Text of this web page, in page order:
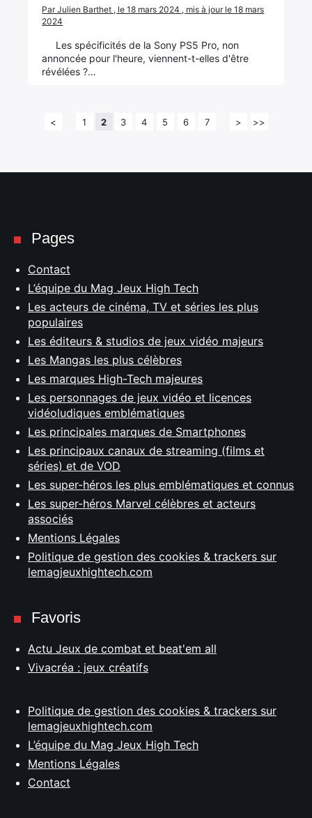
Par Julien Barthet , le 18 mars 2024 , mis à jour le 18 mars
2024
Les spécificités de la Sony PS5 Pro, non
annoncée pour l'heure, viennent-t-elles d'être
révélées ?…
< 1 2 3 4 5 6 7 > >>
Pages
Contact
L’équipe du Mag Jeux High Tech
Les acteurs de cinéma, TV et séries les plus
populaires
Les éditeurs & studios de jeux vidéo majeurs
Les Mangas les plus célèbres
Les marques High-Tech majeures
Les personnages de jeux vidéo et licences
vidéoludiques emblématiques
Les principales marques de Smartphones
Les principaux canaux de streaming (films et
séries) et de VOD
Les super-héros les plus emblématiques et connus
Les super-héros Marvel célèbres et acteurs
associés
Mentions Légales
Politique de gestion des cookies & trackers sur
lemagjeuxhightech.com
Favoris
Actu Jeux de combat et beat'em all
Vivacréa : jeux créatifs
Politique de gestion des cookies & trackers sur
lemagjeuxhightech.com
L’équipe du Mag Jeux High Tech
Mentions Légales
Contact